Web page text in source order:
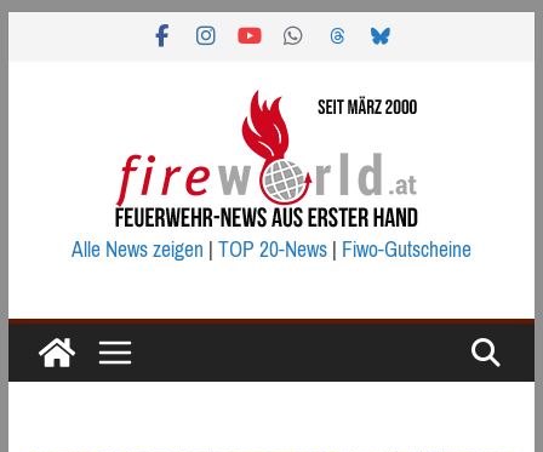
Alle News zeigen|TOP 20-News|Fiwo-Gutscheine